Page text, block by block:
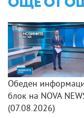
Обеден
блок на NOVA
(07.08.2026)